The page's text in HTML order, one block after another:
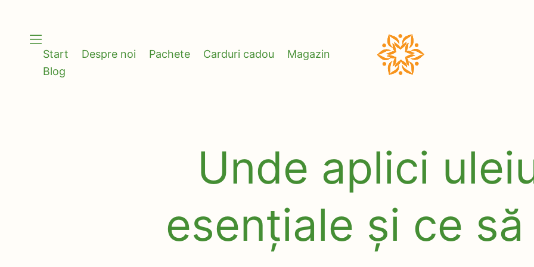
content
Start
Despre noi Pachete Carduri cadou
Magazin
Blog
Unde aplici
esențiale și ce